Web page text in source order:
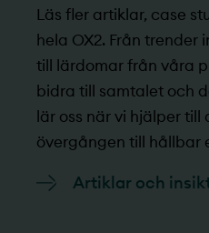
Läs fler artiklar, case
hela OX2. Från trender
till lärdomar från våra
bidra till samtalet och
lär oss när vi hjälper
övergången till hållbar
Artiklar och